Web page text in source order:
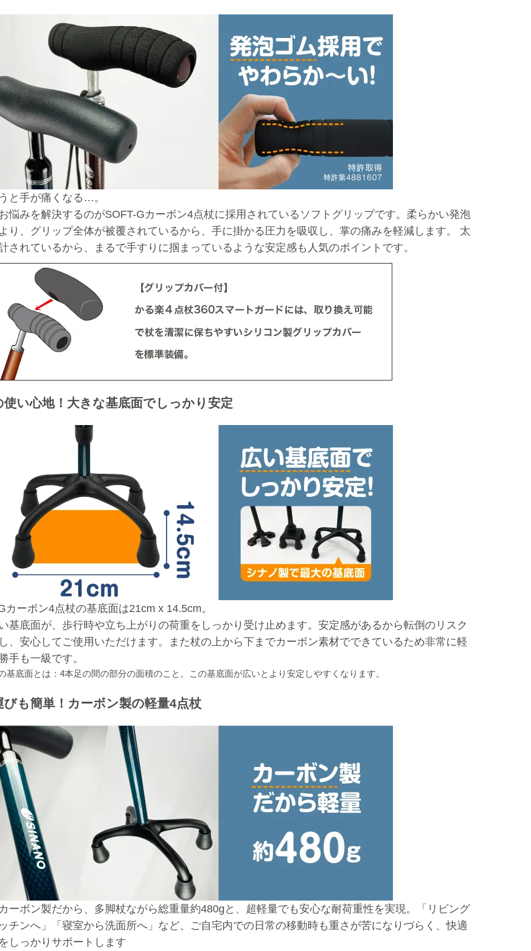
と手が痛くなる…。
悩みを解決するのがSOFT-Gカーボン4点杖に採用されているソフトグリップです。柔らかい発泡
り、グリップ全体が被覆されているから、手に掛かる圧力を吸収し、掌の痛みを軽減します。 太
されているから、まるで手すりに掴まっているような安定感も人気のポイントです。
使い心地！大きな基底面でしっかり安定
カーボン4点杖の基底面は21cm x 14.5cm。
基底面が、歩行時や立ち上がりの荷重をしっかり受け止めます。安定感があるから転倒のリスク
、安心してご使用いただけます。また杖の上から下までカーボン素材でできているため非常に軽
手も一級です。
基底面とは：4本足の間の部分の面積のこと。この基底面が広いとより安定しやすくなります。
びも簡単！カーボン製の軽量4点杖
ーボン製だから、多脚杖ながら総重量約480gと、超軽量でも安心な耐荷重性を実現。「リビング
チンへ」「寝室から洗面所へ」など、ご自宅内での日常の移動時も重さが苦になりづらく、快適
しっかりサポートします